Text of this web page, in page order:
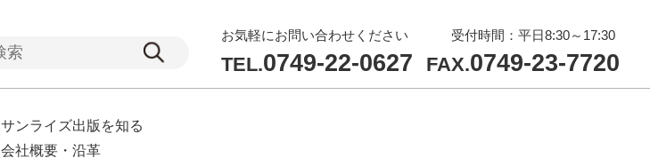
お気軽にお問い合わせください
TEL.0749-22-0627
受付時間：平日8:30～17:30
FAX.0749-23-7720
サンライズ出版を知る
会社概要・沿革